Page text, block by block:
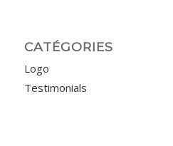
CATÉGORIES
Logo
Testimonials